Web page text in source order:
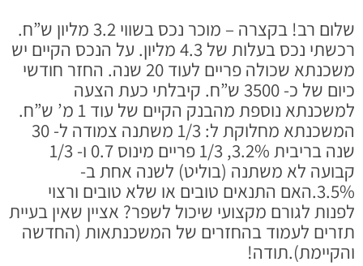
שלום רב! בקצרה – מוכר נכס בשווי 3.2 מליון ש”ח.
רכשתי נכס בעלות של 4.3 מליון. על הנכס הקיים יש
משכנתא שכולה פריים לעוד 20 שנה. החזר חודשי
כיום של כ- 3500 ש”ח. קיבלתי כעת הצעה
למשכנתא נוספת מהבנק הקיים של עוד 1 מ’ ש”ח.
המשכנתא מחלוקת ל: 1/3 משתנה צמודה ל- 30
שנה בריבית 3.2%, 1/3 פריים מינוס 0.7 ו- 1/3
קבועה לא משתנה (בוליט) לשנה אחת ב-
3.5%.האם התנאים טובים או שלא טובים ורצוי
לפנות לגורם מקצועי שיכול לשפר? אציין שאין בעיית
תזרים לעמוד בהחזרים של המשכנתאות (החדשה
והקיימת).תודה!